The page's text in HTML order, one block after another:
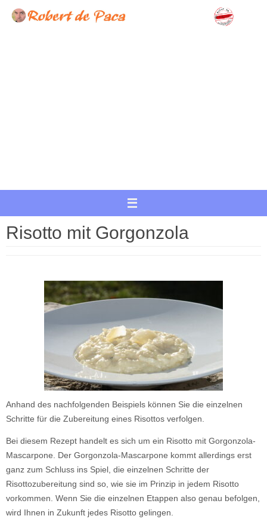
Inhalt
Risotto mit Gorgonzola
Anhand des nachfolgenden Beispiels können Sie die einzelnen
Schritte für die Zubereitung eines Risottos verfolgen.
Bei diesem Rezept handelt es sich um ein Risotto mit Gorgonzola-
Mascarpone. Der Gorgonzola-Mascarpone kommt allerdings erst
ganz zum Schluss ins Spiel, die einzelnen Schritte der
Risottozubereitung sind so, wie sie im Prinzip in jedem Risotto
vorkommen. Wenn Sie die einzelnen Etappen also genau befolgen,
wird Ihnen in Zukunft jedes Risotto gelingen.